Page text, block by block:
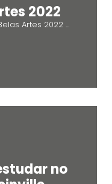
2022
Artes 2022 ...
no